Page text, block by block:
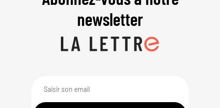
newsletter